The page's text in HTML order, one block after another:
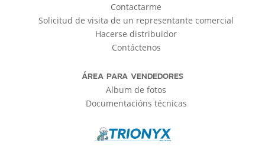
Contactarme
Solicitud de visita de un representante comercial
Hacerse distribuidor
Contáctenos
ÁREA PARA VENDEDORES
Album de fotos
Documentacións técnicas